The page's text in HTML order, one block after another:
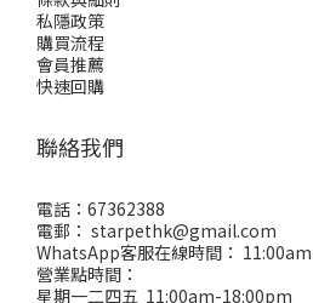
私隱政策
購買流程
會員推薦
快速回購
聯絡我們
電話：67362388
電郵： starpethk@gmail.com
WhatsApp客服在線時間：
營業點時間：
星期一二四五 11:00am-18:00pm